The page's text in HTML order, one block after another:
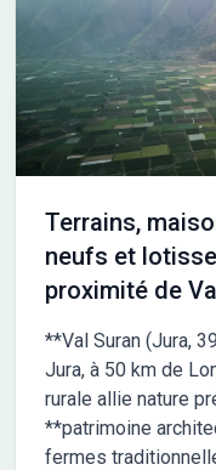
une projet entièrement
matériaux de très
technique de montage
équivalent sécurisant
assurances
expérience reconnue
accompagnons dans
aider à chiffrer tous les
vous permettre d'aller
sérénité. Ref SG 2644
Terrains,
neufs et
proximité de
**Val Suran (Jura,
Jura, à 50 km de
rurale allie nature
**patrimoine
fermes